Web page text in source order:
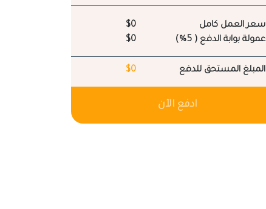
سعر العمل كامل
$0
عمولة بوابة الدفع ( 5%)
$0
المبلغ المستحق للدفع $0
ادفع الآن